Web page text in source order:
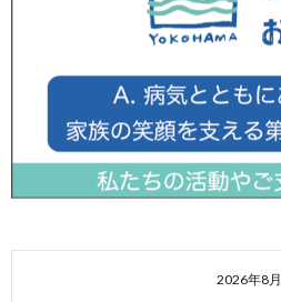
2026年8月